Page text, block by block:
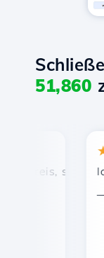
51,860
schnelleIch